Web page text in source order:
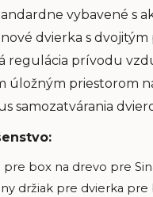
vybavené s
dvierka s
regulácia prívodu
úložným priestorom
samozatvárania
pre box na drevo pre
držiak pre dvierka